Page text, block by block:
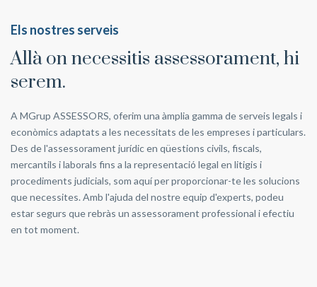
Els nostres serveis
Allà on necessitis assessorament, hi
serem.
A MGrup ASSESSORS, oferim una àmplia gamma de serveis legals i
econòmics adaptats a les necessitats de les empreses i particulars.
Des de l'assessorament jurídic en qüestions civils, fiscals,
mercantils i laborals fins a la representació legal en litigis i
procediments judicials, som aquí per proporcionar-te les solucions
que necessites. Amb l'ajuda del nostre equip d'experts, podeu
estar segurs que rebràs un assessorament professional i efectiu
en tot moment.